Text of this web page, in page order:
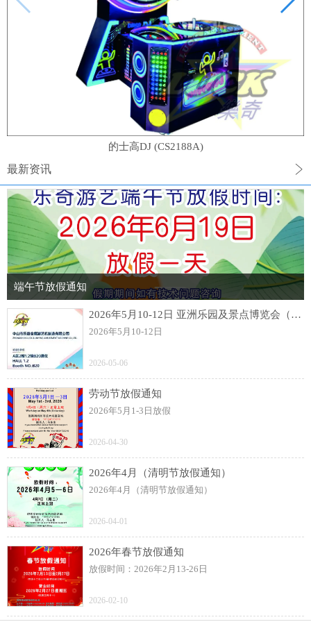
的士高DJ (CS2188A)
最新资讯
端午节放假通知
2026年5月10-12日 亚洲乐园及景点博览会（AAA）展
2026年5月10-12日
2026-05-06
劳动节放假通知
2026年5月1-3日放假
2026-04-30
2026年4月（清明节放假通知）
2026年4月（清明节放假通知）
2026-04-01
2026年春节放假通知
放假时间：2026年2月13-26日
2026-02-10